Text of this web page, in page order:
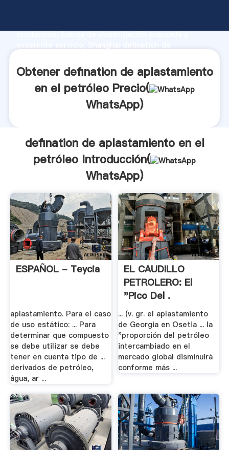
producción, fuerza de investigación avanzada y
y aporta valores a todos los clientes.
Obtener defination de aplastamiento
en el petróleo Precio(
WhatsApp)
defination de aplastamiento en el
petróleo Introducción(
WhatsApp)
ESPAÑOL - Teycia
aplastamiento. Para el caso
de uso estático: ... Para
determinar que compuesto
se debe utilizar se debe
tener en cuenta tipo de ...
derivados de petróleo,
água, ar ...
EL CAUDILLO
PETROLERO: El
"pico Del .
... (v. gr. el aplastamiento
de Georgia en Osetia ... la
"proporción del petróleo
intercambiado en el
mercado global disminuirá
conforme más ...